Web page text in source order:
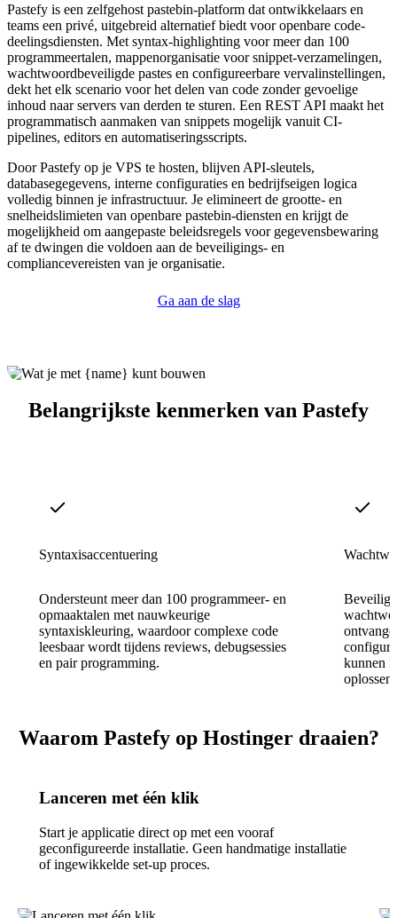
Pastefy is een zelfgehost pastebin-platform dat ontwikkelaars en
teams een privé, uitgebreid alternatief biedt voor openbare code-
deelingsdiensten. Met syntax-highlighting voor meer dan 100
programmeertalen, mappenorganisatie voor snippet-verzamelingen,
wachtwoordbeveiligde pastes en configureerbare vervalinstellingen,
dekt het elk scenario voor het delen van code zonder gevoelige
inhoud naar servers van derden te sturen. Een REST API maakt het
programmatisch aanmaken van snippets mogelijk vanuit CI-
pipelines, editors en automatiseringsscripts.
Door Pastefy op je VPS te hosten, blijven API-sleutels,
databasegegevens, interne configuraties en bedrijfseigen logica
volledig binnen je infrastructuur. Je elimineert de grootte- en
snelheidslimieten van openbare pastebin-diensten en krijgt de
mogelijkheid om aangepaste beleidsregels voor gegevensbewaring
af te dwingen die voldoen aan de beveiligings- en
compliancevereisten van je organisatie.
Ga aan de slag
Belangrijkste kenmerken van Pastefy
Syntaxisaccentuering
Ondersteunt meer dan 100 programmeer- en
opmaaktalen met nauwkeurige
syntaxiskleuring, waardoor complexe code
leesbaar wordt tijdens reviews, debugsessies
en pair programming.
Beveilig
kunnen
Waarom Pastefy op Hostinger draaien?
Lanceren met één klik
Start je applicatie direct op met een vooraf
geconfigureerde installatie. Geen handmatige installatie
of ingewikkelde set-up proces.